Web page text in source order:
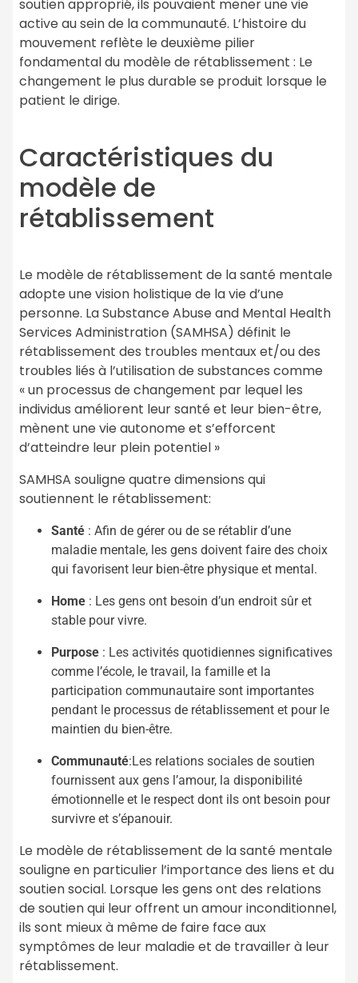
soutien approprié, ils pouvaient mener une vie
active au sein de la communauté. L’histoire du
mouvement reflète le deuxième pilier
fondamental du modèle de rétablissement : Le
changement le plus durable se produit lorsque le
patient le dirige.
Caractéristiques du
modèle de
rétablissement
Le modèle de rétablissement de la santé mentale
adopte une vision holistique de la vie d’une
personne. La Substance Abuse and Mental Health
Services Administration (SAMHSA) définit le
rétablissement des troubles mentaux et/ou des
troubles liés à l’utilisation de substances comme
« un processus de changement par lequel les
individus améliorent leur santé et leur bien-être,
mènent une vie autonome et s’efforcent
d’atteindre leur plein potentiel »
SAMHSA souligne quatre dimensions qui
soutiennent le rétablissement:
Santé : Afin de gérer ou de se rétablir d’une
maladie mentale, les gens doivent faire des choix
qui favorisent leur bien-être physique et mental.
Home : Les gens ont besoin d’un endroit sûr et
stable pour vivre.
Purpose : Les activités quotidiennes significatives
comme l’école, le travail, la famille et la
participation communautaire sont importantes
pendant le processus de rétablissement et pour le
maintien du bien-être.
Communauté:Les relations sociales de soutien
fournissent aux gens l’amour, la disponibilité
émotionnelle et le respect dont ils ont besoin pour
survivre et s’épanouir.
Le modèle de rétablissement de la santé mentale
souligne en particulier l’importance des liens et du
soutien social. Lorsque les gens ont des relations
de soutien qui leur offrent un amour inconditionnel,
ils sont mieux à même de faire face aux
symptômes de leur maladie et de travailler à leur
rétablissement.